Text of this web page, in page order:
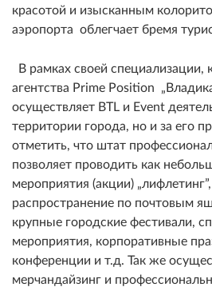
красотой и изысканным
аэропорта облегчает бремя
В рамках своей специализации,
агентства Prime Position
осуществляет BTL и Event
территории города, но и за его
отметить, что штат
позволяет проводить как
мероприятия (акции)
распространение по почтовым
крупные городские фестивали,
мероприятия, корпоративные
конференции и т.д. Так же
мерчандайзинг и